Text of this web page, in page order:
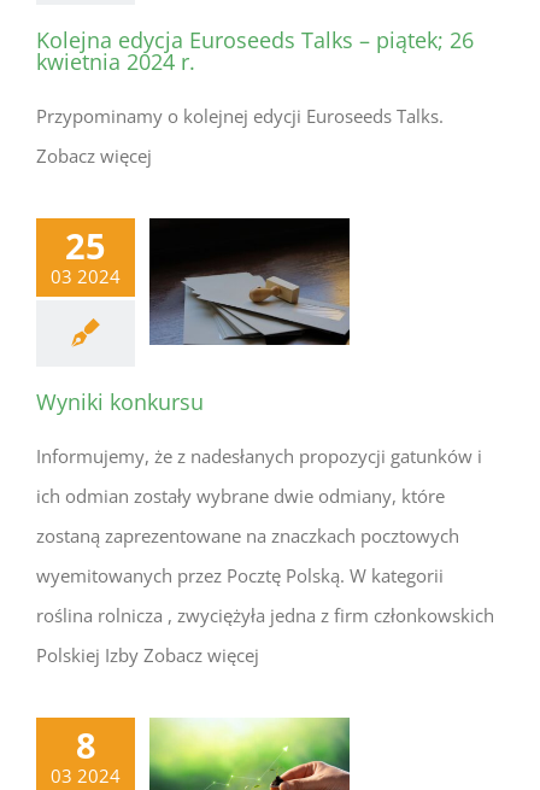
Kolejna edycja Euroseeds Talks – piątek; 26
kwietnia 2024 r.
Przypominamy o kolejnej edycji Euroseeds Talks.
Zobacz więcej
25
03 2024
Wyniki konkursu
Informujemy, że z nadesłanych propozycji gatunków i
ich odmian zostały wybrane dwie odmiany, które
zostaną zaprezentowane na znaczkach pocztowych
wyemitowanych przez Pocztę Polską. W kategorii
roślina rolnicza , zwyciężyła jedna z firm członkowskich
Polskiej Izby Zobacz więcej
8
03 2024